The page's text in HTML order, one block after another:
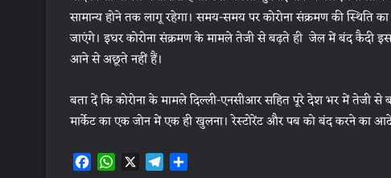
सामान्य होने तक लागू रहेगा। समय-समय पर कोरोना संक्रमण की स्थिति
जाएंगे। इधर कोरोना संक्रमण के मामले तेजी से बढ़ते ही जेल में बंद कैदी
आने से अछूते नहीं हैं।
बता दें कि कोरोना के मामले दिल्ली-एनसीआर सहित पूरे देश भर में तेजी
मार्केट का एक जोन में एक ही खुलना। रेस्टोरेंट और पब को बंद करने का
F W X T